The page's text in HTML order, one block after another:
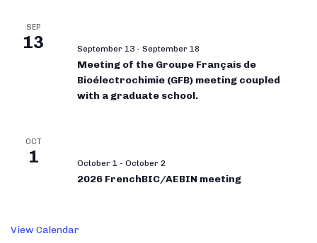
SEP
13 September 13 - September 18
Meeting of the Groupe Français de
Bioélectrochimie (GFB) meeting coupled
with a graduate school.
OCT
1 October 1 - October 2
2026 FrenchBIC/AEBIN meeting
View Calendar